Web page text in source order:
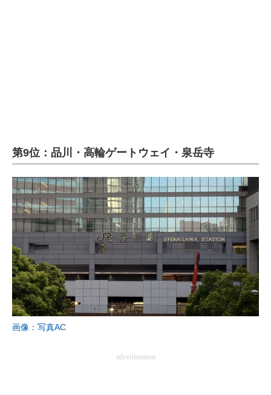
エネルギーの専門メディア
ちょっと気になるネットの話題
第9位：品川・高輪ゲートウェイ・泉岳寺
画像：写真AC
advertisement